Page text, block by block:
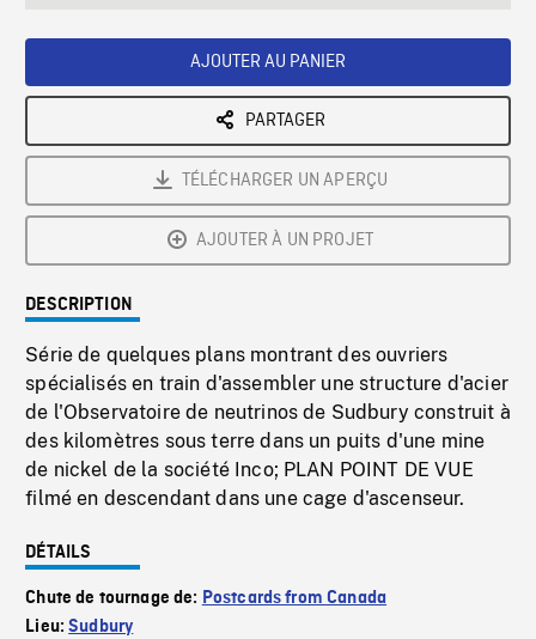
AJOUTER AU PANIER
PARTAGER
TÉLÉCHARGER UN APERÇU
AJOUTER À UN PROJET
DESCRIPTION
Série de quelques plans montrant des ouvriers
spécialisés en train d'assembler une structure d'acier
de l'Observatoire de neutrinos de Sudbury construit à
des kilomètres sous terre dans un puits d'une mine
de nickel de la société Inco; PLAN POINT DE VUE
filmé en descendant dans une cage d'ascenseur.
DÉTAILS
Chute de tournage de: Postcards from Canada
Lieu:Sudbury